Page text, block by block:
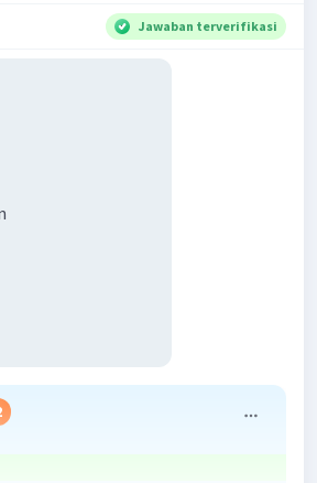
Jawaban terverifikasi